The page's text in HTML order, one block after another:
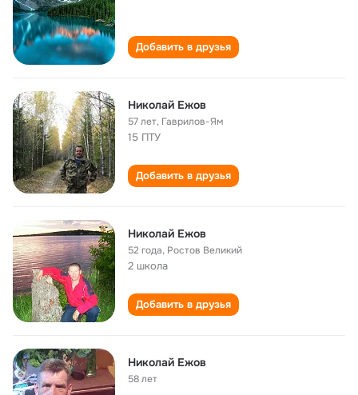
Добавить в друзья
Николай Ежов
57 лет, Гаврилов-Ям
15 ПТУ
Добавить в друзья
Николай Ежов
52 года, Ростов Великий
2 школа
Добавить в друзья
Николай Ежов
58 лет